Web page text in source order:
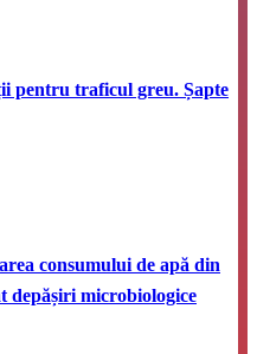
pentru traficul greu. Șapte
consumului de apă din
depășiri microbiologice